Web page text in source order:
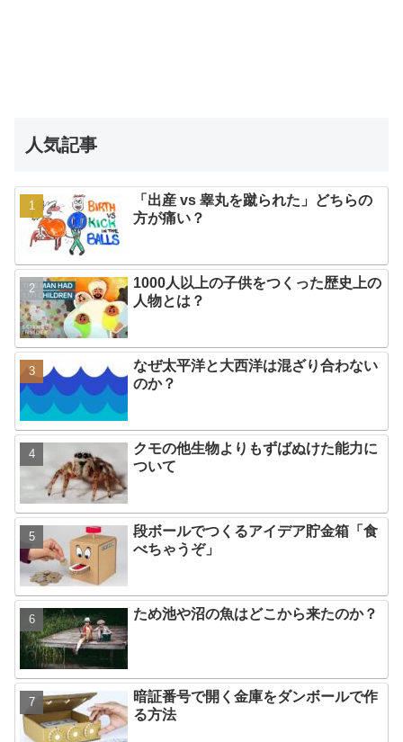
人気記事
「出産 vs 睾丸を蹴られた」どちらの
方が痛い？
1000人以上の子供をつくった歴史上の
人物とは？
なぜ太平洋と大西洋は混ざり合わない
のか？
クモの他生物よりもずばぬけた能力に
ついて
段ボールでつくるアイデア貯金箱「食
べちゃうぞ」
ため池や沼の魚はどこから来たのか？
暗証番号で開く金庫をダンボールで作
る方法